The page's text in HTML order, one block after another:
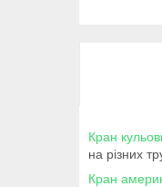
Кран
на різних
Кран